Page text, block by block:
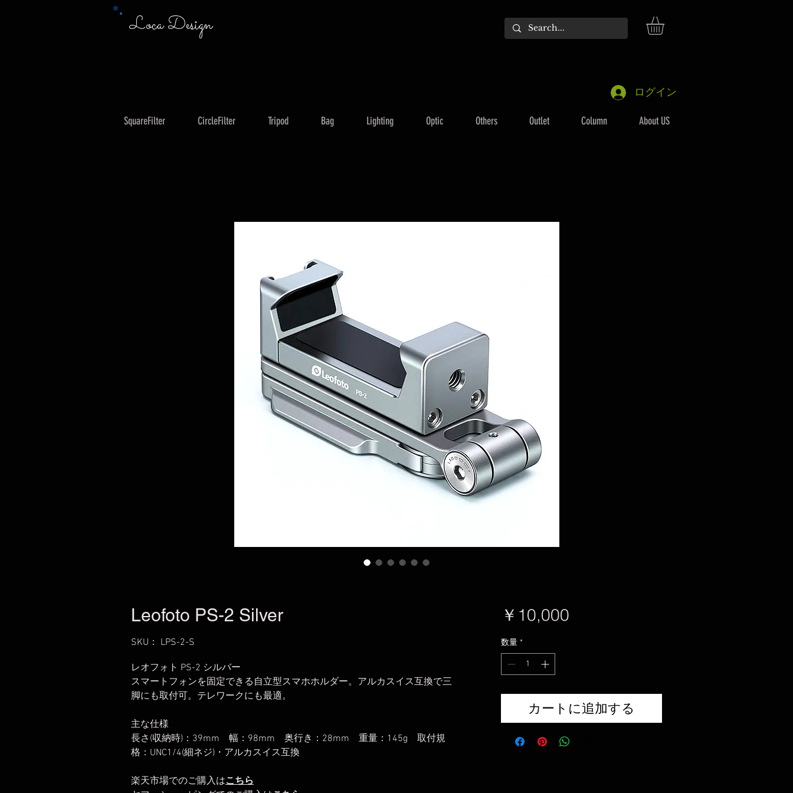
Loca Design
ログイン
SquareFilter CircleFilter Tripod Bag Lighting Optic Others Outlet Column About US
Leofoto PS-2 Silver
SKU： LPS-2-S
レオフォト PS-2 シルバー
スマートフォンを固定できる自立型スマホホルダー。アルカスイス互換で三
脚にも取付可。テレワークにも最適。
主な仕様
長さ(収納時)：39mm 幅：98mm 奥行き：28mm 重量：145g 取付規
格：UNC1/4(細ネジ)・アルカスイス互換
楽天市場でのご購入はこちら
￥10,000価
数量 *
カートに追加する